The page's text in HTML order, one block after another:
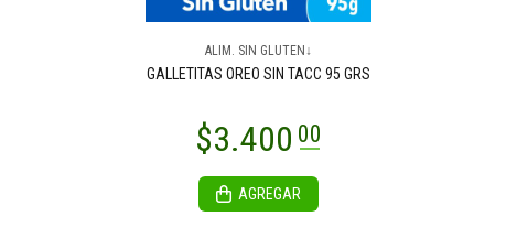
ALIM. SIN GLUTEN↓
GALLETITAS OREO SIN TACC 95 GRS
AGREGAR